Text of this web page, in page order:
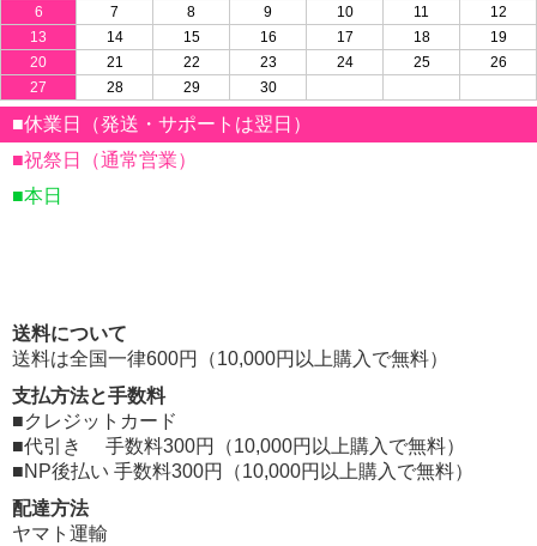
6
7 8 9 10 11
12
13
14 15 16 17 18
19
20
21 22 23 24 25
26
27
28 29 30
■休業日（発送・サポートは翌日）
■祝祭日（通常営業）
■本日
送料について
送料は全国一律600円（10,000円以上購入で無料）
支払方法と手数料
■クレジットカード
■代引き 手数料300円（10,000円以上購入で無料）
■NP後払い 手数料300円（10,000円以上購入で無料）
配達方法
ヤマト運輸